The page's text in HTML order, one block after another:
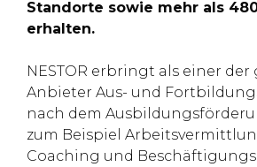
Standorte sowie mehr als
erhalten.
NESTOR erbringt als einer
Anbieter Aus- und
nach dem
zum Beispiel
Coaching und